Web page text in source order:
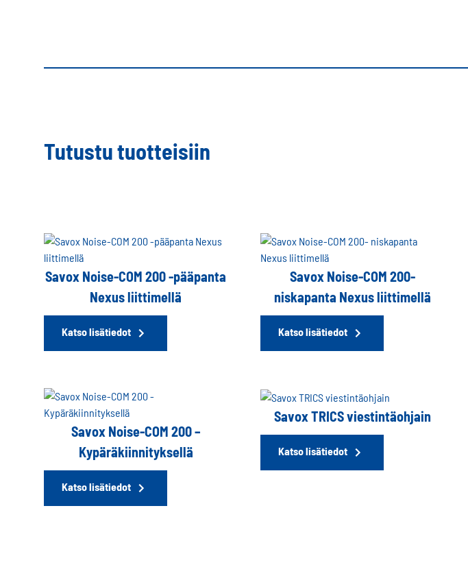
Tutustu tuotteisiin
Savox Noise-COM 200 -pääpanta
Nexus liittimellä
Katso lisätiedot
Savox Noise-COM 200-
niskapanta Nexus liittimellä
Katso lisätiedot
Savox Noise-COM 200 –
Kypäräkiinnityksellä
Katso lisätiedot
Savox TRICS viestintäohjain
Katso lisätiedot